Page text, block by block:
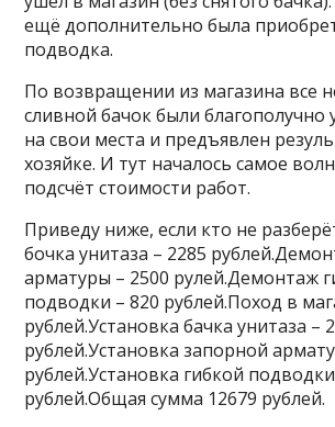
ещё дополнительно была
подводка.
По возвращении из магазина все
сливной бачок были благополучно
на свои места и предъявлен
хозяйке. И тут началось самое
подсчёт стоимости работ.
Приведу ниже, если кто не
бочка унитаза – 2285
арматуры – 2500 рулей.Демонтаж
подводки – 820 рублей.Поход в
рублей.Установка бачка унитаза –
рублей.Установка запорной
рублей.Установка гибкой
рублей.Общая сумма 12679 рублей.